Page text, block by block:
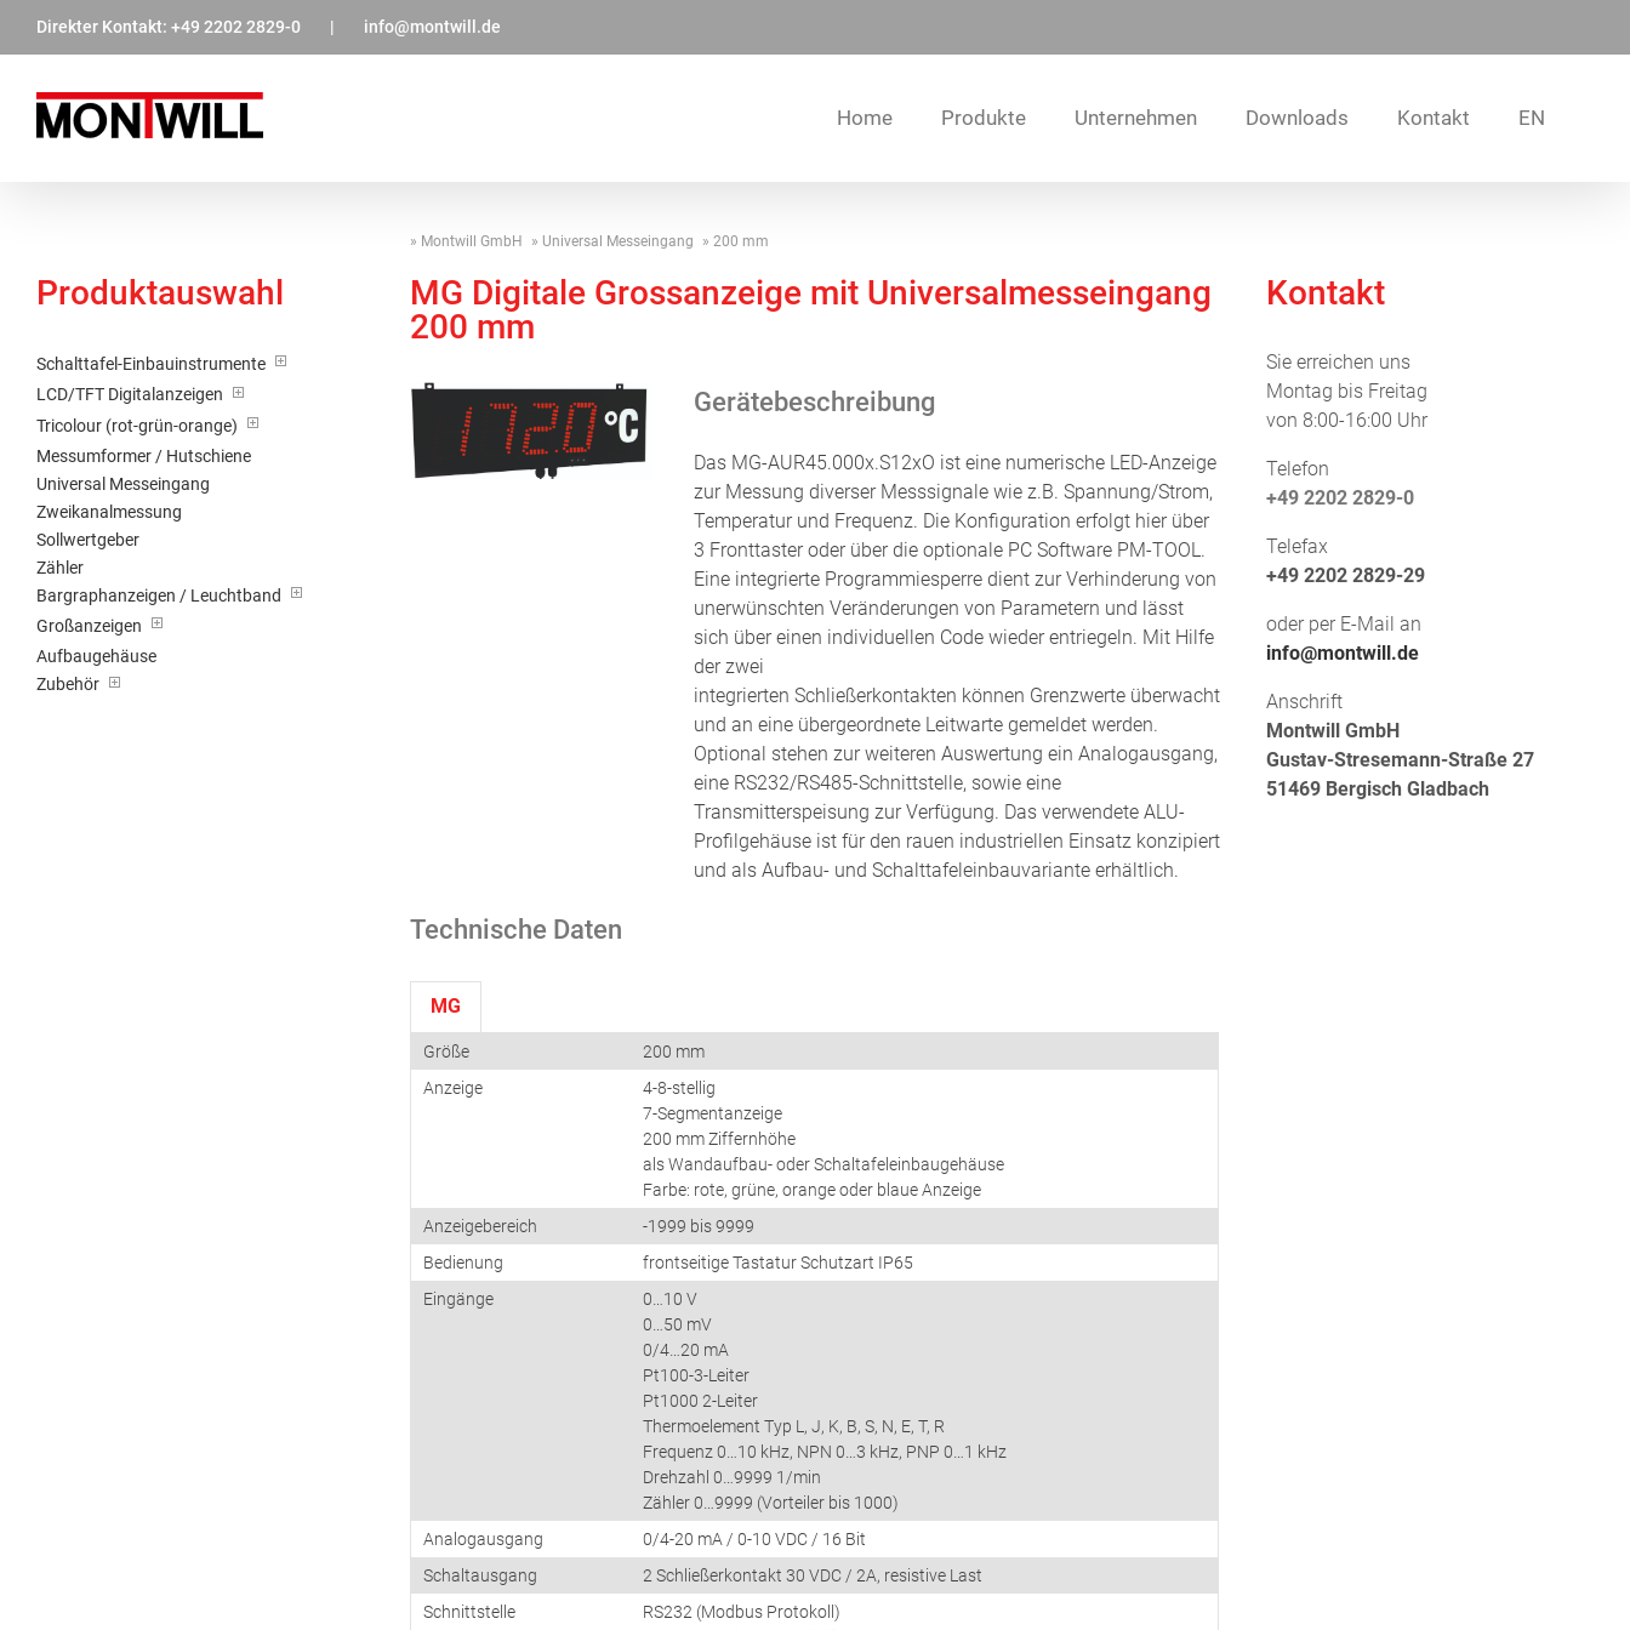
Direkter Kontakt: +49 2202 2829-0 | info@montwill.de
Home Produkte Unternehmen Downloads Kontakt EN
Montwill GmbH Universal Messeingang 200 mm
MG Digitale Grossanzeige mit Universalmesseingang
200 mm
Gerätebeschreibung
Das MG-AUR45.000x.S12xO ist eine numerische LED-Anzeige
zur Messung diverser Messsignale wie z.B. Spannung/Strom,
Temperatur und Frequenz. Die Konfiguration erfolgt hier über
3 Fronttaster oder über die optionale PC Software PM-TOOL.
Eine integrierte Programmiesperre dient zur Verhinderung von
unerwünschten Veränderungen von Parametern und lässt
sich über einen individuellen Code wieder entriegeln. Mit Hilfe
der zwei
integrierten Schließerkontakten können Grenzwerte überwacht
und an eine übergeordnete Leitwarte gemeldet werden.
Optional stehen zur weiteren Auswertung ein Analogausgang,
eine RS232/RS485-Schnittstelle, sowie eine
Transmitterspeisung zur Verfügung. Das verwendete ALU-
Profilgehäuse ist für den rauen industriellen Einsatz konzipiert
und als Aufbau- und Schalttafeleinbauvariante erhältlich.
Technische Daten
MG
Größe
200 mm
Anzeige
4-8-stellig
7-Segmentanzeige
200 mm Ziffernhöhe
als Wandaufbau- oder Schaltafeleinbaugehäuse
Farbe: rote, grüne, orange oder blaue Anzeige
Anzeigebereich
-1999 bis 9999
Bedienung
frontseitige Tastatur Schutzart IP65
Eingänge
0…10 V
0…50 mV
0/4…20 mA
Pt100-3-Leiter
Pt1000 2-Leiter
Thermoelement Typ L, J, K, B, S, N, E, T, R
Frequenz 0…10 kHz, NPN 0…3 kHz, PNP 0…1 kHz
Drehzahl 0…9999 1/min
Zähler 0…9999 (Vorteiler bis 1000)
Analogausgang
0/4-20 mA / 0-10 VDC / 16 Bit
Schaltausgang
2 Schließerkontakt 30 VDC / 2A, resistive Last
Schnittstelle
RS232 (Modbus Protokoll)
Produktauswahl
Schalttafel-Einbauinstrumente
LCD/TFT Digitalanzeigen
Tricolour (rot-grün-orange)
Messumformer / Hutschiene
Universal Messeingang
Zweikanalmessung
Sollwertgeber
Zähler
Bargraphanzeigen / Leuchtband
Großanzeigen
Aufbaugehäuse
Zubehör
Kontakt
Sie erreichen uns
Montag bis Freitag
von 8:00-16:00 Uhr
Telefon
+49 2202 2829-0
Telefax
+49 2202 2829-29
oder per E-Mail an
info@montwill.de
Anschrift
Montwill GmbH
Gustav-Stresemann-Straße 27
51469 Bergisch Gladbach